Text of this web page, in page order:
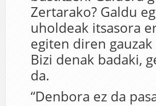
Zertarako? Galdu
uholdeak itsasora
egiten diren
Bizi denak badaki,
da.
“Denbora ez da